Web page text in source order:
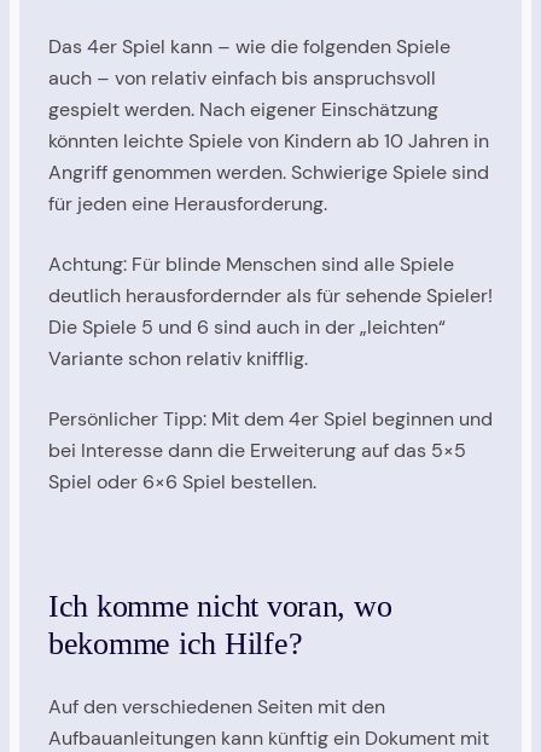
Das 4er Spiel kann – wie die folgenden Spiele
auch – von relativ einfach bis anspruchsvoll
gespielt werden. Nach eigener Einschätzung
könnten leichte Spiele von Kindern ab 10 Jahren in
Angriff genommen werden. Schwierige Spiele sind
für jeden eine Herausforderung.
Achtung: Für blinde Menschen sind alle Spiele
deutlich herausfordernder als für sehende Spieler!
Die Spiele 5 und 6 sind auch in der „leichten“
Variante schon relativ knifflig.
Persönlicher Tipp: Mit dem 4er Spiel beginnen und
bei Interesse dann die Erweiterung auf das 5×5
Spiel oder 6×6 Spiel bestellen.
Ich komme nicht voran, wo
bekomme ich Hilfe?
Auf den verschiedenen Seiten mit den
Aufbauanleitungen kann künftig ein Dokument mit